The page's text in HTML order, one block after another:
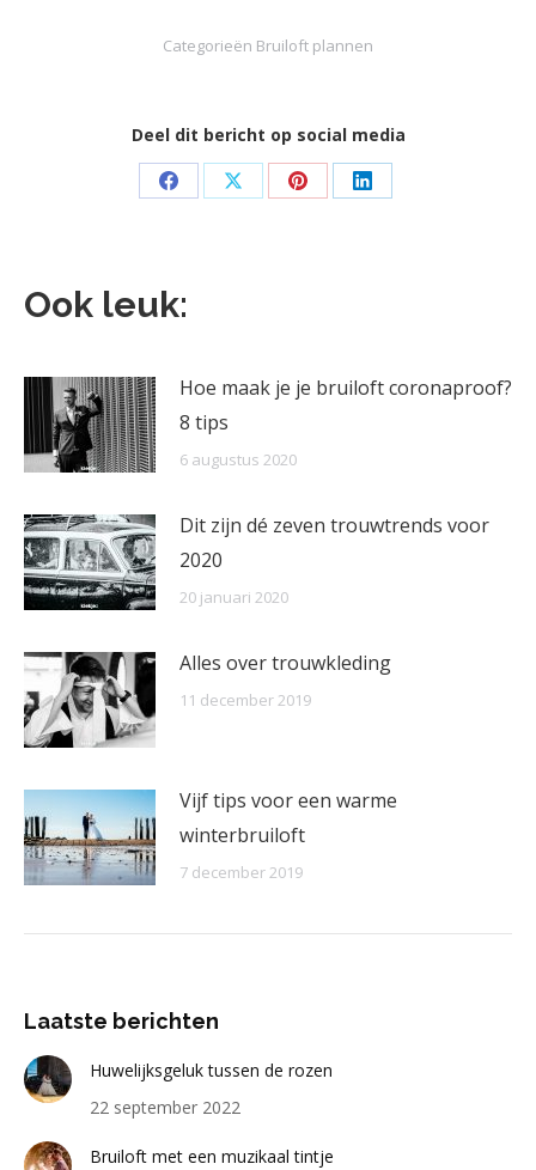
Categorieën Bruiloft plannen
Deel dit bericht op social media
Deel
Deel
Deel
Deel
Ook leuk:
Hoe maak je je bruiloft coronaproof?
8 tips
6 augustus 2020
Dit zijn dé zeven trouwtrends voor
2020
20 januari 2020
Alles over trouwkleding
11 december 2019
Vijf tips voor een warme
winterbruiloft
7 december 2019
Laatste berichten
Huwelijksgeluk tussen de rozen
22 september 2022
Bruiloft met een muzikaal tintje